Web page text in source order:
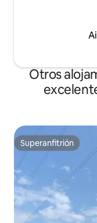
Otros
Superanfitrión
Superanfitrión